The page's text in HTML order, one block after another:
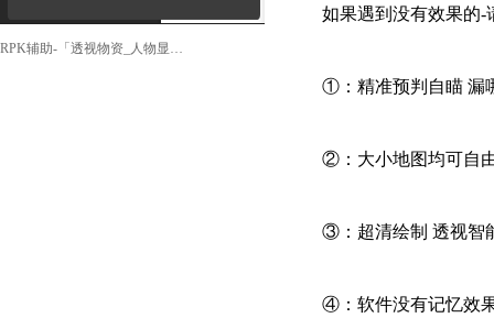
RPK辅助-「透视物资_人物显示_精准梓喵」
如果遇到没有效果的-
①：精准预判自瞄 漏
②：大小地图均可自
③：超清绘制 透视智
④：软件没有记忆效